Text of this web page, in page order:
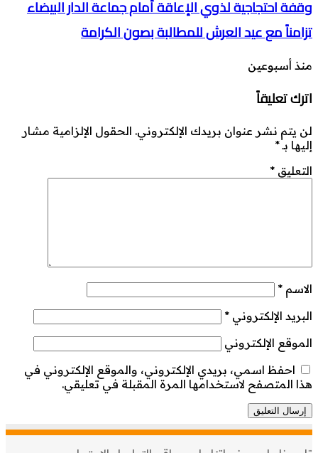
وقفة احتجاجية لذوي الإعاقة أمام جماعة الدار البيضاء
تزامناً مع عيد العرش للمطالبة بصون الكرامة
منذ أسبوعين
اترك تعليقاً
لن يتم نشر عنوان بريدك الإلكتروني. الحقول الإلزامية مشار
إليها بـ*
التعليق *
الاسم *
البريد الإلكتروني *
الموقع الإلكتروني
احفظ اسمي، بريدي الإلكتروني، والموقع الإلكتروني في
هذا المتصفح لاستخدامها المرة المقبلة في تعليقي.